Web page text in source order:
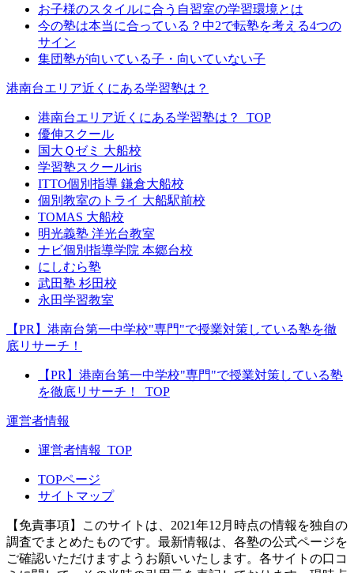
お子様のスタイルに合う自習室の学習環境とは
今の塾は本当に合っている？中2で転塾を考える4つの
サイン
集団塾が向いている子・向いていない子
港南台エリア近くにある学習塾は？
港南台エリア近くにある学習塾は？_TOP
優伸スクール
国大Ｑゼミ 大船校
学習塾スクールiris
ITTO個別指導 鎌倉大船校
個別教室のトライ 大船駅前校
TOMAS 大船校
明光義塾 洋光台教室
ナビ個別指導学院 本郷台校
にしむら塾
武田塾 杉田校
永田学習教室
【PR】港南台第一中学校"専門"で授業対策している塾を徹
底リサーチ！
【PR】港南台第一中学校"専門"で授業対策している塾
を徹底リサーチ！_TOP
運営者情報
運営者情報_TOP
TOPページ
サイトマップ
【免責事項】
このサイトは、2021年12月時点の情報を独自の
調査でまとめたものです。最新情報は、各塾の公式ページを
ご確認いただけますようお願いいたします。各サイトの口コ